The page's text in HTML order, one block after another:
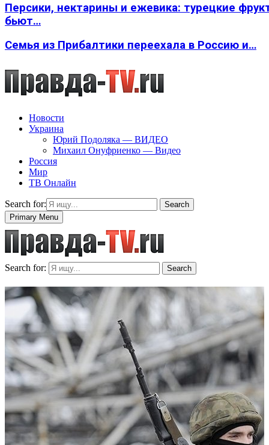
Персики, нектарины и ежевика: турецкие
бьют…
Семья из Прибалтики переехала в Россию и…
Новости
Украина
Юрий Подоляка — ВИДЕО
Михаил Онуфриенко — Видео
Россия
Мир
ТВ Онлайн
Search for:
Search
Primary Menu
Search for: Search